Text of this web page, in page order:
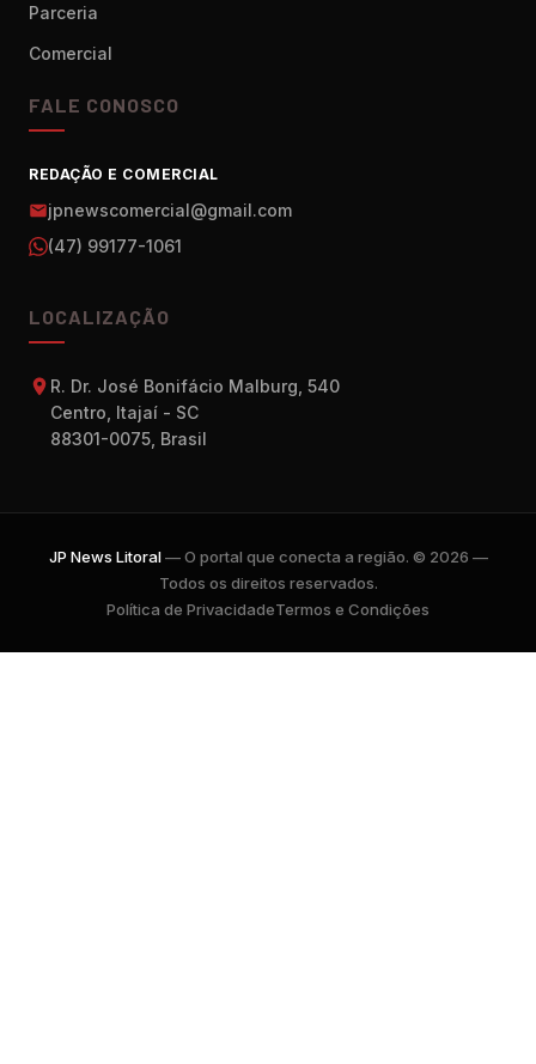
Parceria
Comercial
FALE CONOSCO
REDAÇÃO E COMERCIAL
jpnewscomercial@gmail.com
(47) 99177-1061
LOCALIZAÇÃO
R. Dr. José Bonifácio Malburg, 540
Centro, Itajaí - SC
88301-0075, Brasil
JP News Litoral— O portal que conecta a região. © 2026 —
Todos os direitos reservados.
Política de PrivacidadeTermos e Condições